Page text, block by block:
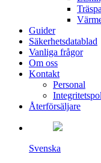
Guider
Säkerhetsdatablad
Vanliga frågor
Om oss
Kontakt
Personal
Återförsäljare
Svenska